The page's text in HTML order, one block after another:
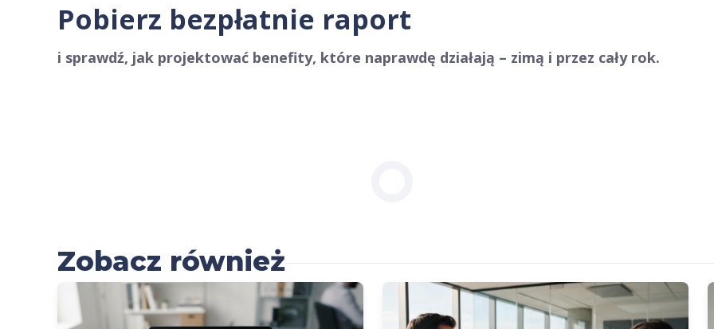
Pobierz bezpłatnie raport
i sprawdź, jak projektować benefity, które naprawdę działają – zimą i przez cały rok.
Zobacz również